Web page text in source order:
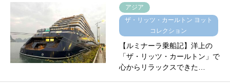
アジア
ザ・リッツ・カールトン ヨット
コレクション
【ルミナーラ乗船記】洋上の
「ザ・リッツ・カールトン」で
心からリラックスできた…